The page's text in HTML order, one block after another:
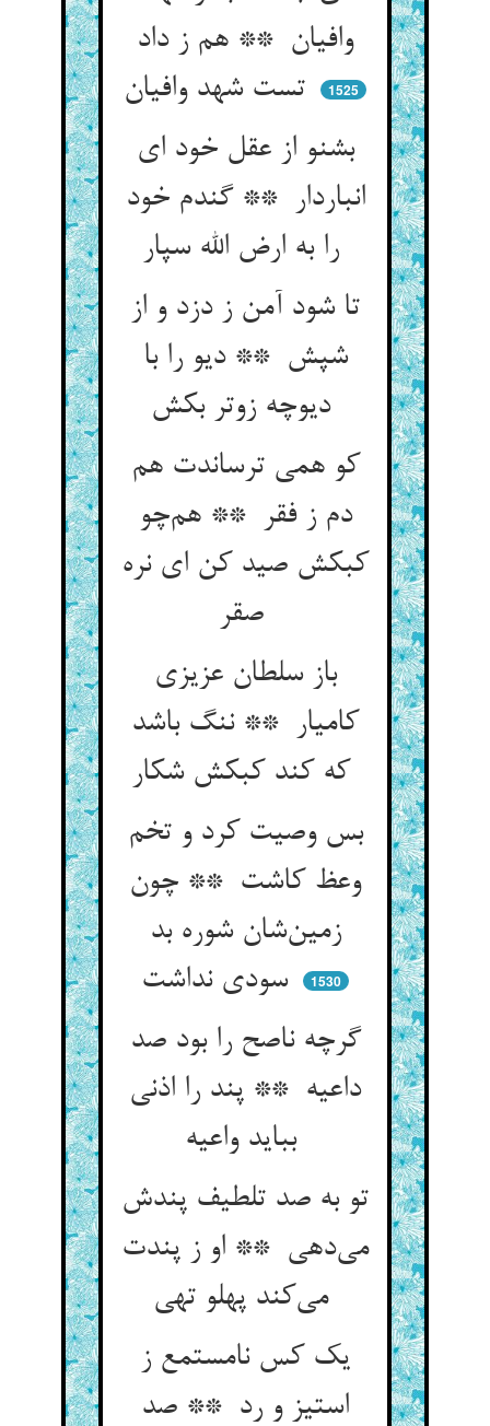
وافیان ** هم ز داد
1525
بشنو از عقل خود ای
انباردار ** گندم خود
تا شود آمن ز دزد و از
شپش ** دیو را با
دیوچه زوتر بکش
کو همی ترساندت هم
دم ز فقر ** هم‌چو
کبکش صید کن ای نره
صقر
باز سلطان عزیزی
کامیار ** ننگ باشد
بس وصیت کرد و تخم
وعظ کاشت ** چون
زمین‌شان شوره بد
سودی نداشت
1530
گرچه ناصح را بود صد
داعیه ** پند را اذنی
بباید واعیه
تو به صد تلطیف پندش
می‌دهی ** او ز پندت
می‌کند پهلو تهی
یک کس نامستمع ز
استیز و رد ** صد